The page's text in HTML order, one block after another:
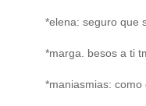
*elena: seguro que
*marga. besos a ti
*maniasmias: